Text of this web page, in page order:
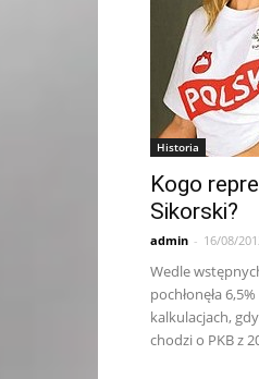
Historia
Kogo
Sikorski?
admin - 16/08/
Wedle
pochłonęła
kalkulacjach,
chodzi o PKB z